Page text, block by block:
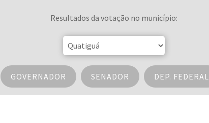
Resultados da votação no município:
GOVERNADOR SENADOR DEP. FEDERAL